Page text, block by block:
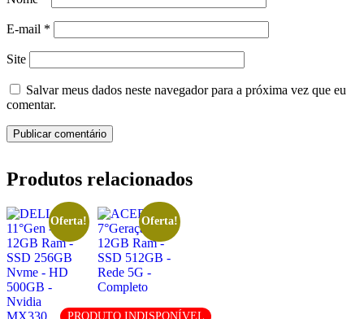
E-mail *
Site
Salvar meus dados neste navegador para a próxima vez que eu
comentar.
Produtos relacionados
Oferta! Oferta!
PRODUTO INDISPONÍVEL